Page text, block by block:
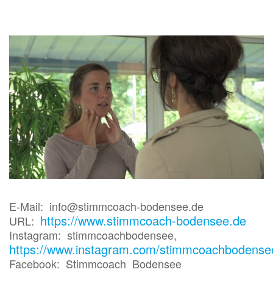
E-Mail: info@stimmcoach-bodensee.de
URL: https://www.stimmcoach-bodensee.de
Instagram: stimmcoachbodensee,
https://www.instagram.com/
Facebook: Stimmcoach Bodensee